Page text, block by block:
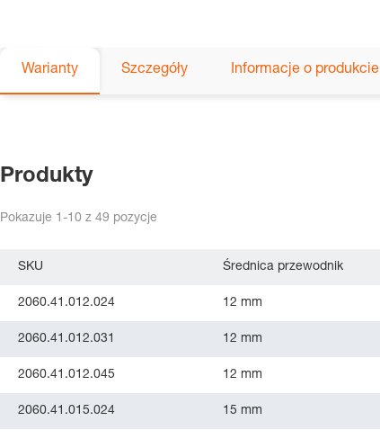
Warianty Szczegóły Informacje o produkcie
Produkty
Pokazuje 1-10 z 49 pozycje
SKU Średnica przewodnik
2060.41.012.024 12 mm
2060.41.012.031 12 mm
2060.41.012.045 12 mm
2060.41.015.024 15 mm